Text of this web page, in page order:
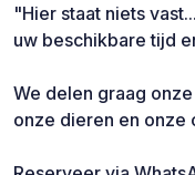
"Hier staat niets
uw beschikbare tijd
We delen graag
onze dieren en onze